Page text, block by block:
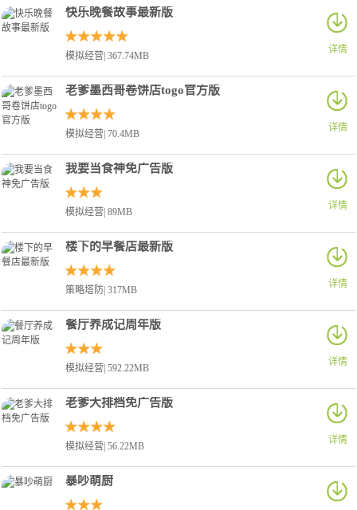
详情
快乐晚餐故事最新版
模拟经营| 367.74MB
详情
老爹墨西哥卷饼店togo官方版
模拟经营| 70.4MB
详情
我要当食神免广告版
模拟经营| 89MB
详情
楼下的早餐店最新版
策略塔防| 317MB
详情
餐厅养成记周年版
模拟经营| 592.22MB
详情
老爹大排档免广告版
模拟经营| 56.22MB
暴吵萌厨